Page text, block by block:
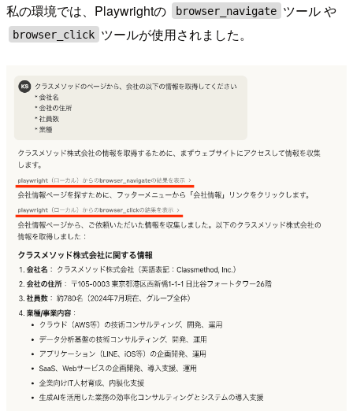
私の環境では、Playwrightの browser_navigate ツール や
browser_click ツールが使用されました。